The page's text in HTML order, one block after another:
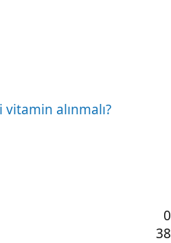
vitamin alınmalı?
0
38